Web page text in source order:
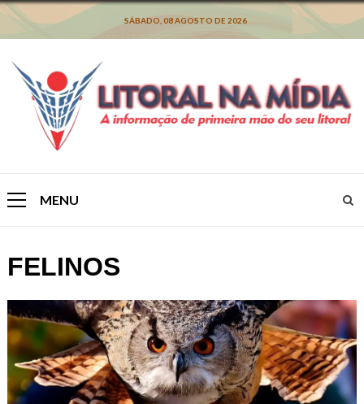
Skip
content
SÁBADO, 08 AGOSTO DE 2026
PrimaryMENU
FELINOS